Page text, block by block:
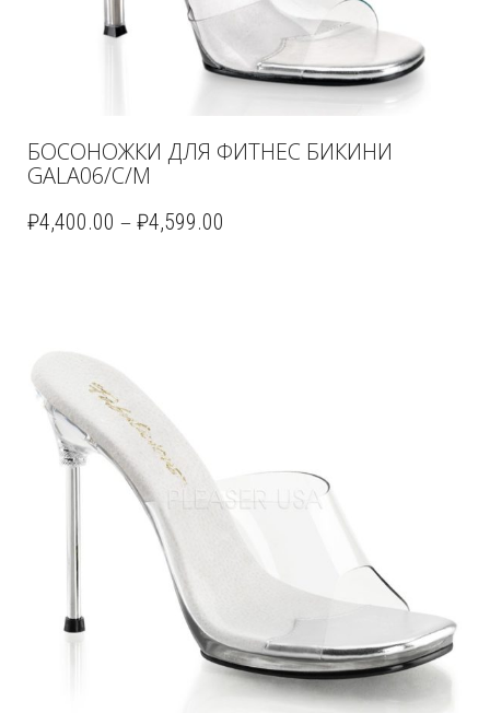
БОСОНОЖКИ ДЛЯ ФИТНЕС БИКИНИ
GALA06/C/M
₽4,400.00 – ₽4,599.00